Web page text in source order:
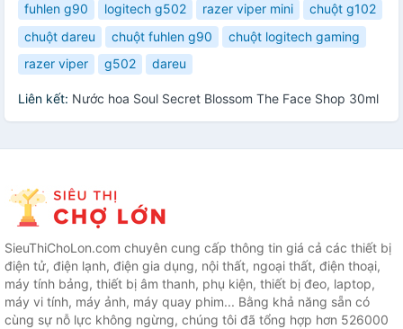
fuhlen g90
logitech g502 razer viper mini
chuột g102
chuột dareu
chuột fuhlen g90
chuột logitech gaming
razer viper
g502 dareu
Liên kết: Nước hoa Soul Secret Blossom The Face Shop 30ml
SieuThiChoLon.com chuyên cung cấp thông tin giá cả các thiết bị
điện tử, điện lạnh, điện gia dụng, nội thất, ngoại thất, điện thoại,
máy tính bảng, thiết bị âm thanh, phụ kiện, thiết bị đeo, laptop,
máy vi tính, máy ảnh, máy quay phim... Bằng khả năng sẵn có
cùng sự nỗ lực không ngừng, chúng tôi đã tổng hợp hơn 526000